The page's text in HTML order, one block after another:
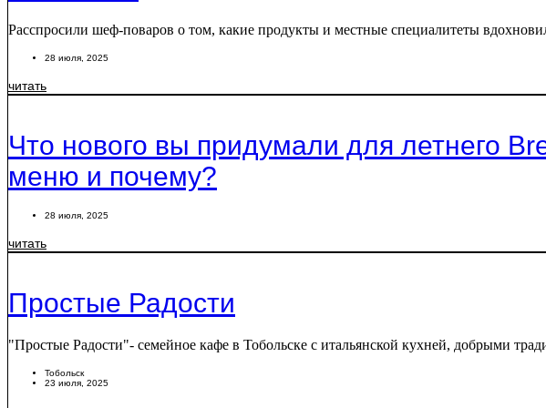
Расспросили шеф-поваров о том, какие продукты и местные специалитеты
28 июля, 2025
читать
Что нового вы придумали для летнего
меню и почему?
28 июля, 2025
читать
Простые Радости
"Простые Радости"- семейное кафе в Тобольске с итальянской кухней, добрыми
Тобольск
23 июля, 2025